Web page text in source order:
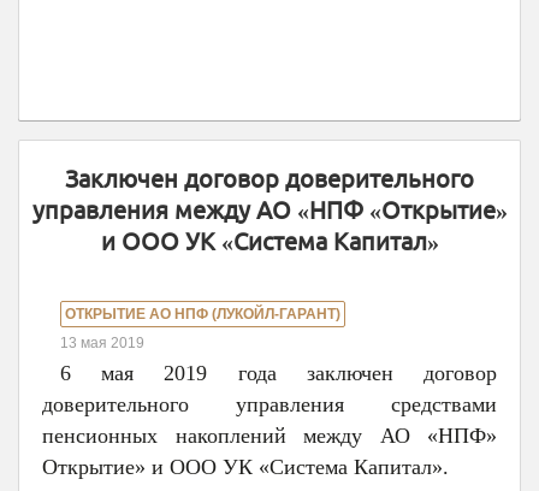
Заключен договор доверительного
управления между АО «НПФ «Открытие»
и ООО УК «Система Капитал»
ОТКРЫТИЕ АО НПФ (ЛУКОЙЛ-ГАРАНТ)
13 мая 2019
6 мая 2019 года заключен договор
доверительного управления средствами
пенсионных накоплений между АО «НПФ»
Открытие» и ООО УК «Система Капитал».